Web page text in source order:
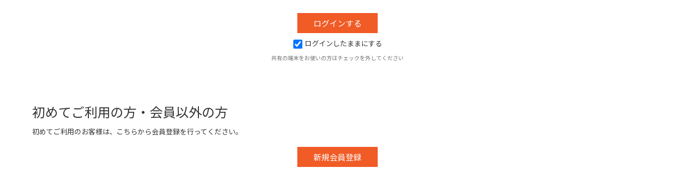
ログインしたままにする
共有の端末をお使いの方はチェックを外してください
初めてご利用の方・会員以外の方
初めてご利用のお客様は、こちらから会員登録を行ってください。